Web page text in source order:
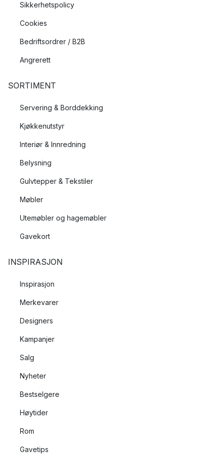
Sikkerhetspolicy
Cookies
Bedriftsordrer / B2B
Angrerett
SORTIMENT
Servering & Borddekking
Kjøkkenutstyr
Interiør & Innredning
Belysning
Gulvtepper & Tekstiler
Møbler
Utemøbler og hagemøbler
Gavekort
INSPIRASJON
Inspirasjon
Merkevarer
Designers
Kampanjer
Salg
Nyheter
Bestselgere
Høytider
Rom
Gavetips